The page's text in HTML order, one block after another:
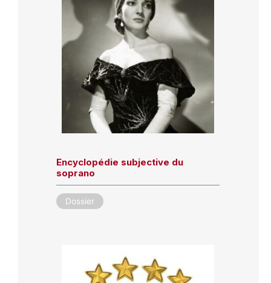
Encyclopédie subjective du
soprano
Dossier